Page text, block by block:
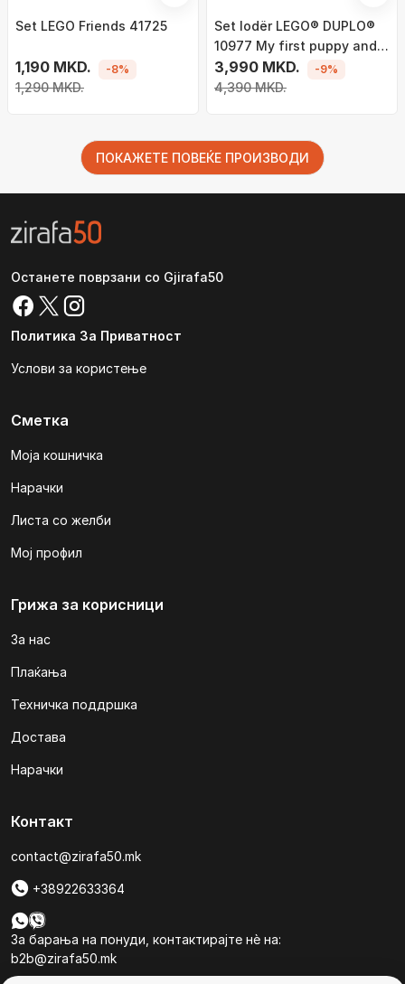
Set LEGO Friends 41725
1,190 MKD.
1,290 MKD.
-8%
Set lodër LEGO® DUPLO®
10977 My first puppy and
kitten making sounds, 22
pjesë
3,990 MKD.
4,390 MKD.
-9%
ПОКАЖЕТЕ ПОВЕЌЕ ПРОИЗВОДИ
Останете поврзани со Gjirafa50
Политика За Приватност
Услови за користење
Сметка
Моја кошничка
Нарачки
Листа со желби
Мој профил
Грижа за корисници
За нас
Плаќања
Техничка поддршка
Достава
Нарачки
Контакт
contact@zirafa50.mk
+38922633364
За барања на понуди, контактирајте нѐ на:
b2b@zirafa50.mk